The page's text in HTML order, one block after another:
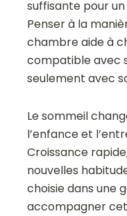
suffisante pour
Penser à la
chambre aide à
compatible avec
seulement avec
Le sommeil
l’enfance et
Croissance
nouvelles
choisie dans une
accompagner